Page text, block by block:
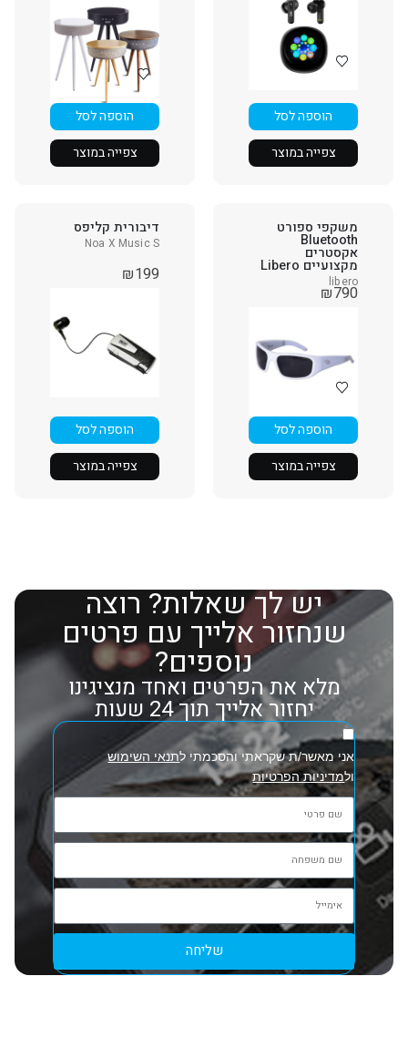
הוספה לסל
צפייה במוצר
הוספה לסל
צפייה במוצר
משקפי ספורט
Bluetooth
אקסטרים
מקצועיים Libero
libero
₪790
הוספה לסל
צפייה במוצר
דיבורית קליפס
Noa X Music S
₪199
הוספה לסל
צפייה במוצר
יש לך שאלות? רוצה
שנחזור אלייך עם פרטים
נוספים?
מלא את הפרטים ואחד מנציגינו
יחזור אלייך תוך 24 שעות
אני מאשר/ת שקראתי והסכמתי לתנאי השימוש
ולמדיניות הפרטיות
שליחה